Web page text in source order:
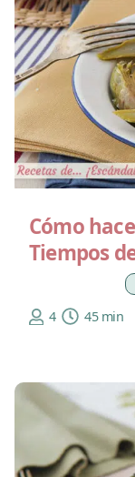
Cómo
Tiempos
4
45 min